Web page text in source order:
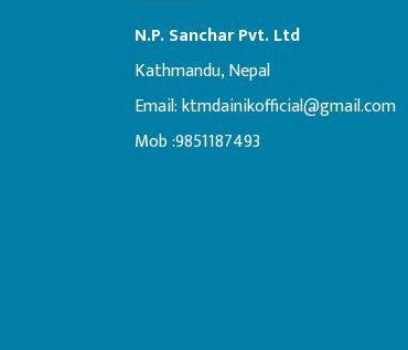
N.P. Sanchar Pvt. Ltd
Kathmandu, Nepal
Email:ktmdainikofficial@gmail.com
Mob :9851187493